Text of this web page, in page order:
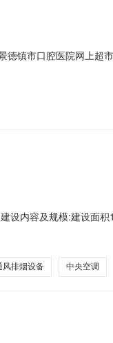
镇市口腔医院网上超
1、采购人名称：景德
设内容及规模:建设面
/荆州市/荆州区项目所
风排烟设备 中央空调